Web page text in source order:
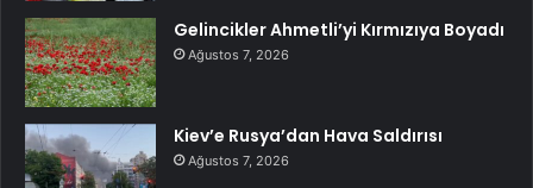
Gelincikler Ahmetli’yi Kırmızıya Boyadı
Ağustos 7, 2026
Kiev’e Rusya’dan Hava Saldırısı
Ağustos 7, 2026